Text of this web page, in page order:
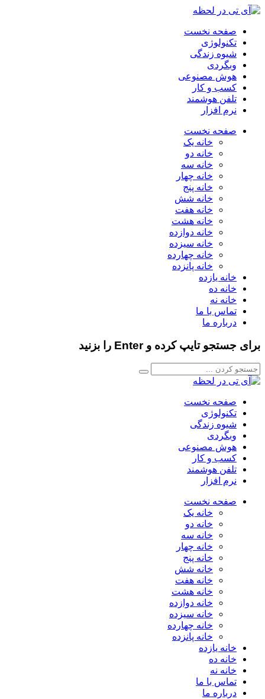
صفحه نخست
تکنولوژی
شیوه زندگی
وبگردی
هوش مصنوعی
کسب و کار
تلفن هوشمند
نرم افزار
صفحه نخست
خانه یک
خانه دو
خانه سه
خانه چهار
خانه پنج
خانه شش
خانه هفت
خانه هشت
خانه دوازده
خانه سیزده
خانه چهارده
خانه پانزده
خانه یازده
خانه ده
خانه نه
تماس با ما
درباره ما
برای جستجو تایپ کرده و Enter را بزنید
صفحه نخست
تکنولوژی
شیوه زندگی
وبگردی
هوش مصنوعی
کسب و کار
تلفن هوشمند
نرم افزار
صفحه نخست
خانه یک
خانه دو
خانه سه
خانه چهار
خانه پنج
خانه شش
خانه هفت
خانه هشت
خانه دوازده
خانه سیزده
خانه چهارده
خانه پانزده
خانه یازده
خانه ده
خانه نه
تماس با ما
درباره ما